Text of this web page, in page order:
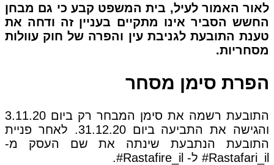
לאור האמור לעיל, בית המשפט קבע כי גם מבחן
החשש הסביר אינו מתקיים בעניין זה ודחה את
טענת התובעת לגניבת עין והפרה של חוק עוולות
מסחריות.
הפרת סימן מסחר
התובעת רשמה את סימן המבחר רק ביום 3.11.20
והגישה את התביעה ביום 31.12.20. לאחר פניית
התובעת הנתבעת שינתה את שם העסק מ-
Rastafari_il# ל- Rastafire_il#.